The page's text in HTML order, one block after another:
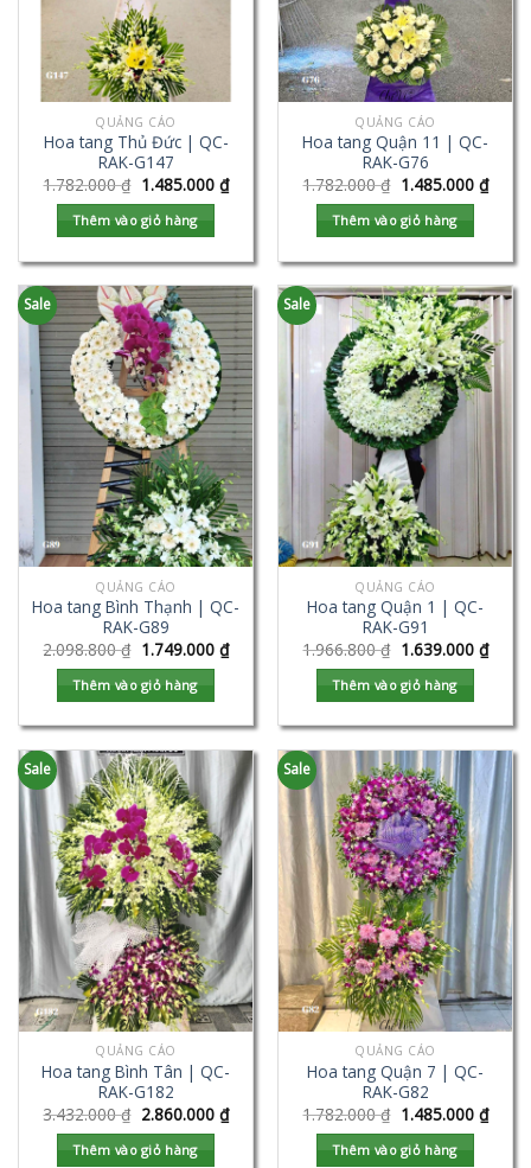
QUẢNG CÁO
Hoa tang Thủ Đức | QC-
RAK-G147
1.782.000₫ 1.485.000 ₫
Thêm vào giỏ hàng
QUẢNG CÁO
Hoa tang Quận 11 | QC-
RAK-G76
1.782.000₫ 1.485.000 ₫
Thêm vào giỏ hàng
Sale
QUẢNG CÁO
Hoa tang Bình Thạnh | QC-
RAK-G89
2.098.800₫ 1.749.000 ₫
Thêm vào giỏ hàng
Sale
QUẢNG CÁO
Hoa tang Quận 1 | QC-
RAK-G91
1.966.800₫ 1.639.000 ₫
Thêm vào giỏ hàng
Sale
QUẢNG CÁO
Hoa tang Bình Tân | QC-
RAK-G182
3.432.000₫ 2.860.000 ₫
Thêm vào giỏ hàng
Sale
QUẢNG CÁO
Hoa tang Quận 7 | QC-
RAK-G82
1.782.000₫ 1.485.000 ₫
Thêm vào giỏ hàng